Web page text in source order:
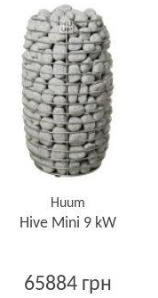
Huum
Hive Mini 9 kW
65884 грн